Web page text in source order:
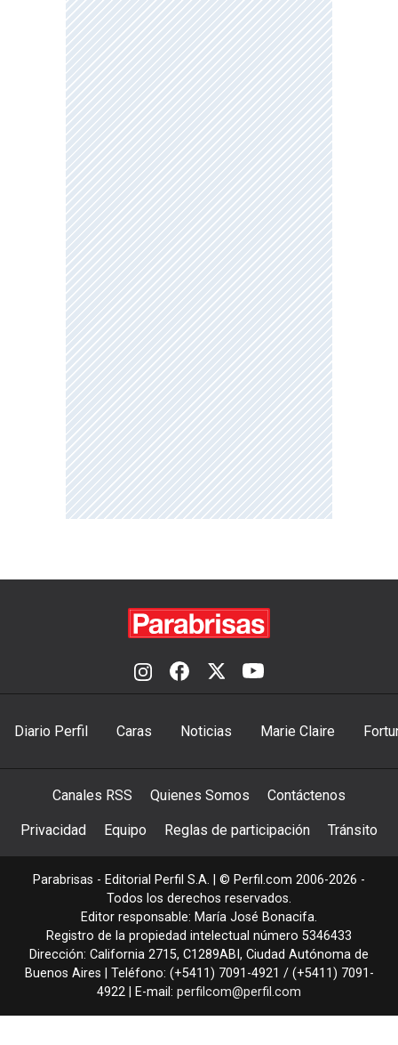
Diario Perfil Caras Noticias Marie Claire
Canales RSS Quienes Somos Contáctenos
Privacidad Equipo Reglas de participación Tránsito
Parabrisas - Editorial Perfil S.A. | © Perfil.com 2006-2026 -
Todos los derechos reservados.
Editor responsable: María José Bonacifa.
Registro de la propiedad intelectual número 5346433
Dirección: California 2715, C1289ABI , Ciudad Autónoma de
Buenos Aires | Teléfono: (+5411) 7091-4921 / (+5411) 7091-
4922 | E-mail: perfilcom@perfil.com